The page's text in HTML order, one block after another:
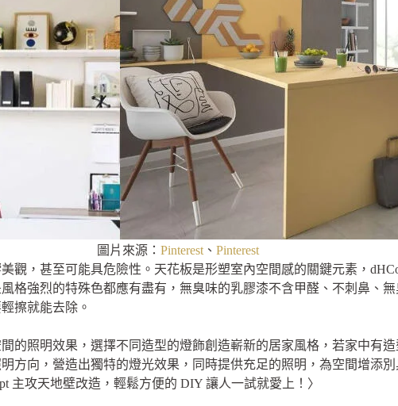
圖片來源： Pinterest 、 Pinterest
觀，甚至可能具危險性。天花板是形塑室內空間感的關鍵元素，
格強烈的特殊色都應有盡有，無臭味的乳膠漆不含甲醛、不刺鼻、
擦就能去除。
的照明效果，選擇不同造型的燈飾創造嶄新的居家風格，若家中有
方向，營造出獨特的燈光效果，同時提供充足的照明，為空間增添
主攻天地壁改造，輕鬆方便的 DIY 讓人一試就愛上！〉